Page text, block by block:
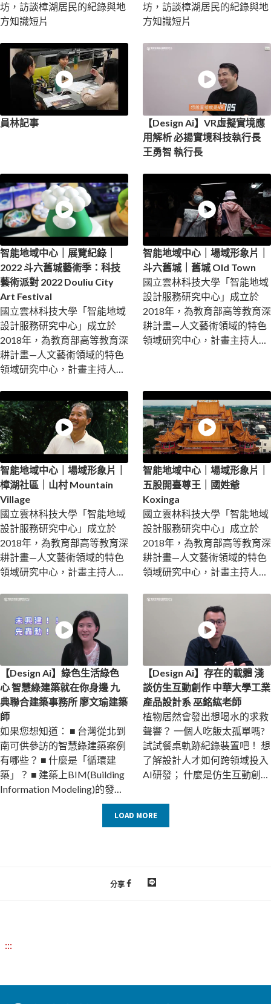
坊，訪談樟湖居民的紀錄與地
方知識短片
坊，訪談樟湖居民的紀錄與地
方知識短片
員林記事
【Design Ai】VR虛擬實境應
用解析 必揚實境科技執行長
王勇智 執行長
智能地域中心｜展覽紀錄｜
2022 斗六舊城藝術季：科技
藝術派對 2022 Douliu City
Art Festival
國立雲林科技大學「智能地域
設計服務研究中心」成立於
2018年，為教育部高等教育深
耕計畫—人文藝術領域的特色
領域研究中心，計畫主持人為
智能地域中心｜場域形象片｜
斗六舊城｜舊城 Old Town
國立雲林科技大學「智能地域
設計服務研究中心」成立於
2018年，為教育部高等教育深
耕計畫—人文藝術領域的特色
領域研究中心，計畫主持人為
智能地域中心｜場域形象片｜
樟湖社區｜山村 Mountain
Village
國立雲林科技大學「智能地域
設計服務研究中心」成立於
2018年，為教育部高等教育深
耕計畫—人文藝術領域的特色
領域研究中心，計畫主持人為
智能地域中心｜場域形象片｜
五股開臺尊王｜國姓爺
Koxinga
國立雲林科技大學「智能地域
設計服務研究中心」成立於
2018年，為教育部高等教育深
耕計畫—人文藝術領域的特色
領域研究中心，計畫主持人為
【Design Ai】綠色生活綠色
心 智慧綠建築就在你身邊 九
典聯合建築事務所 廖文瑜建築
師
如果您想知道： ■ 台灣從北到
南可供參訪的智慧綠建築案例
有哪些？ ■ 什麼是「循環建
築」？ ■ 建築上BIM(Building
Information Modeling)的發展
趨勢！ ■ 建築產業與 AI /AR、
VR之關聯應用！ 就點進我們
【Design Ai】存在的載體 淺
談仿生互動創作 中華大學工業
產品設計系 巫銘紘老師
植物居然會發出想喝水的求救
聲響？ 一個人吃飯太孤單嗎?
試試餐桌軌跡紀錄裝置吧！ 想
了解設計人才如何跨領域投入
AI研發； 什麼是仿生互動創
趨勢呢？ 這次我們邀請到了
中華大學工業產品設計系 巫銘
LOAD MORE
分享
:::